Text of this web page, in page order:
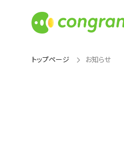
トップページ お知らせ